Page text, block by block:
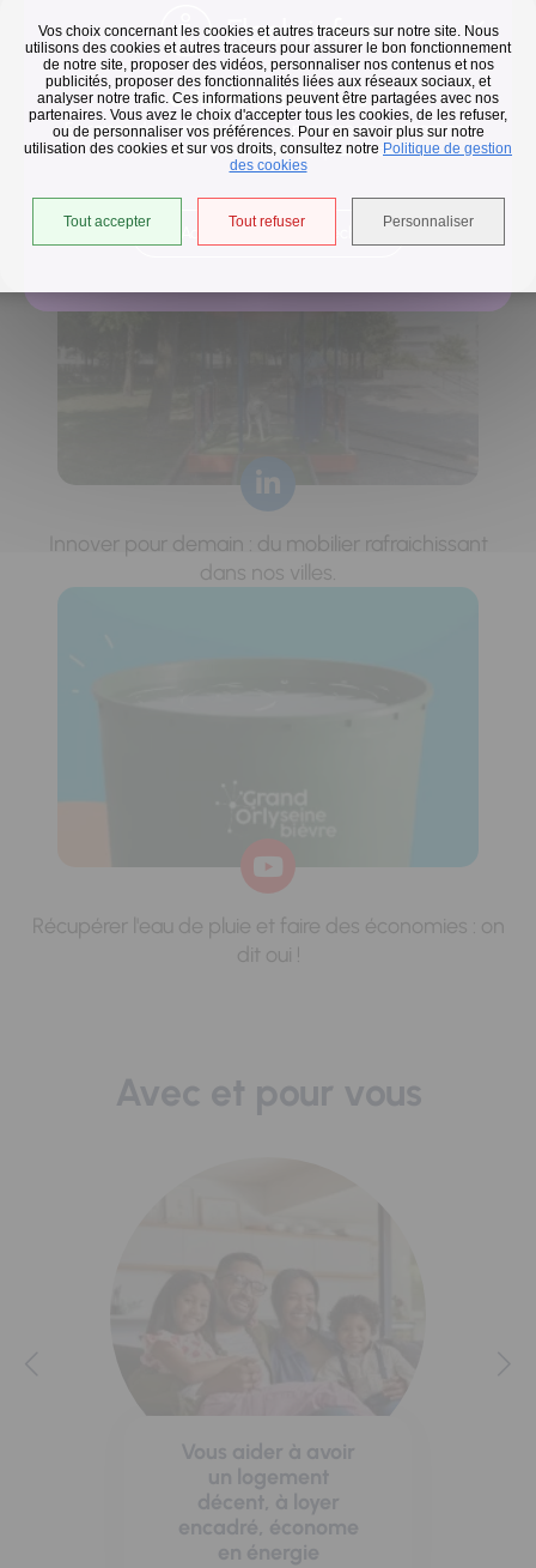
Vos choix concernant les cookies et autres traceurs sur notre site. Nous
utilisons des cookies et autres traceurs pour assurer le bon fonctionnement
de notre site, proposer des vidéos, personnaliser nos contenus et nos
publicités, proposer des fonctionnalités liées aux réseaux sociaux, et
analyser notre trafic. Ces informations peuvent être partagées avec nos
partenaires. Vous avez le choix d'accepter tous les cookies, de les refuser,
ou de personnaliser vos préférences. Pour en savoir plus sur notre
utilisation des cookies et sur vos droits, consultez notre Politique de gestion
des cookies
Tout accepter Tout refuser Personnaliser
Flash infos
Collecte des déchets
En raison des températures, le passage de nos camions
est avancé d'une heure jusqu'au 14 août.
Accéder à l'univers déchets
Horaires de collecte adaptés aux périodes de fortes
Innover pour demain : du mobilier rafraichissant
dans nos villes.
Récupérer l'eau de pluie et faire des économies : on
dit oui !
Avec et pour vous
Vous aider à avoir
un logement
décent, à loyer
encadré, économe
en énergie